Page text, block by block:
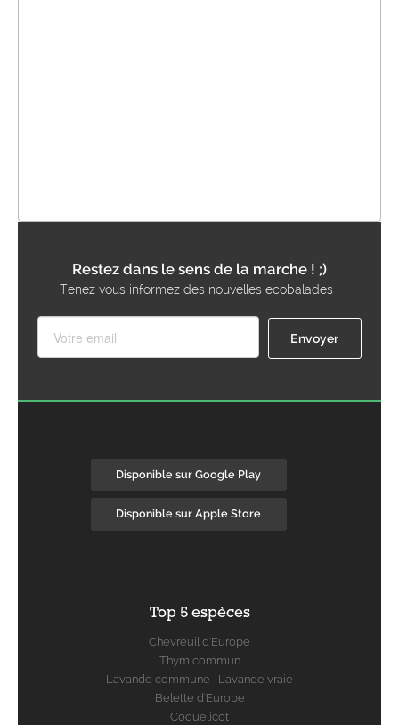
Restez dans le sens de la marche ! ;)
Tenez vous informez des nouvelles ecobalades !
Disponible sur Google Play
Disponible sur Apple Store
Top 5 espèces
Chevreuil d'Europe
Thym commun
Lavande commune- Lavande vraie
Belette d'Europe
Coquelicot